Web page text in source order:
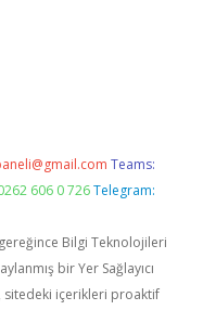
Teams:
606 0 726 Telegram:
gereğince Bilgi Teknolojileri
bir Yer Sağlayıcı
sitedeki içerikleri proaktif